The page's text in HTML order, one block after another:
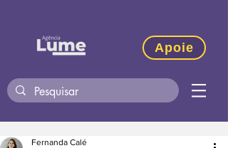
Apoie
Fernanda Calé